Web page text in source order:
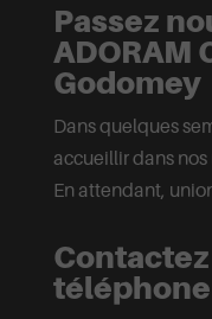
Passez
ADORAM
Godomey
Dans quelques
accueillir dans
En attendant,